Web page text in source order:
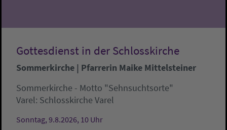
Gottesdienst in der Schlosskirche
Sommerkirche | Pfarrerin Maike Mittelsteiner
Sommerkirche - Motto "Sehnsuchtsorte"
Varel: Schlosskirche Varel
Sonntag, 9.8.2026, 10 Uhr